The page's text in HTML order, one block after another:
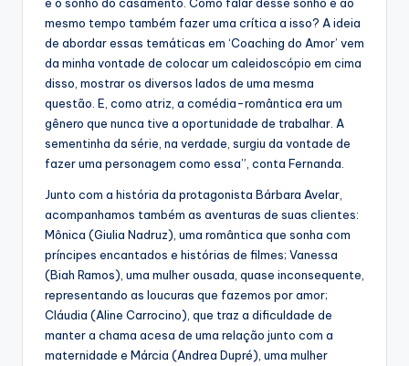
mesmo tempo também fazer uma crítica a isso? A ideia
de abordar essas temáticas em ‘Coaching do Amor’ vem
da minha vontade de colocar um caleidoscópio em cima
disso, mostrar os diversos lados de uma mesma
questão. E, como atriz, a comédia-romântica era um
gênero que nunca tive a oportunidade de trabalhar. A
sementinha da série, na verdade, surgiu da vontade de
fazer uma personagem como essa”, conta Fernanda.
Junto com a história da protagonista Bárbara Avelar,
acompanhamos também as aventuras de suas clientes:
Mônica (Giulia Nadruz), uma romântica que sonha com
príncipes encantados e histórias de filmes; Vanessa
(Biah Ramos), uma mulher ousada, quase inconsequente,
representando as loucuras que fazemos por amor;
Cláudia (Aline Carrocino), que traz a dificuldade de
manter a chama acesa de uma relação junto com a
maternidade e Márcia (Andrea Dupré), uma mulher